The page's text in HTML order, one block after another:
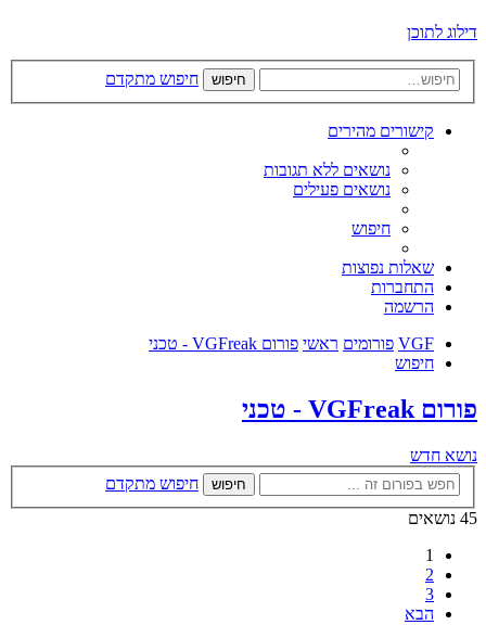
דילוג לתוכן
חיפוש חיפוש מתקדם
קישורים מהירים
נושאים ללא תגובות
נושאים פעילים
חיפוש
שאלות נפוצות
התחברות
הרשמה
VGF פורומים ראשי פורום VGFreak - טכני
חיפוש
פורום VGFreak - טכני
נושא חדש
חיפוש
חיפוש מתקדם
45 נושאים
1
2
3
הבא